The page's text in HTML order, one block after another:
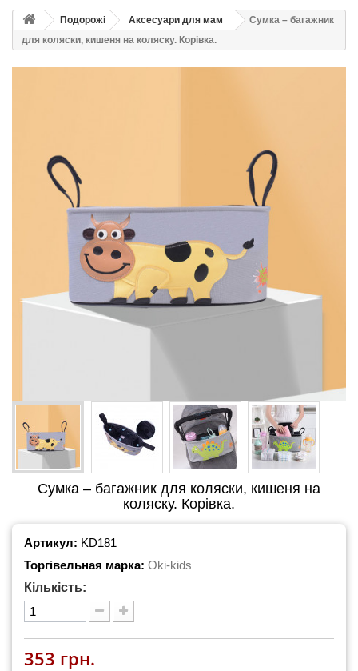
Подорожі Аксесуари для мам
Сумка – багажник
для коляски, кишеня на коляску. Корівка.
Сумка – багажник для коляски, кишеня на
коляску. Корівка.
Артикул: KD181
Торгівельная марка: Oki-kids
Кількість:
353 грн.